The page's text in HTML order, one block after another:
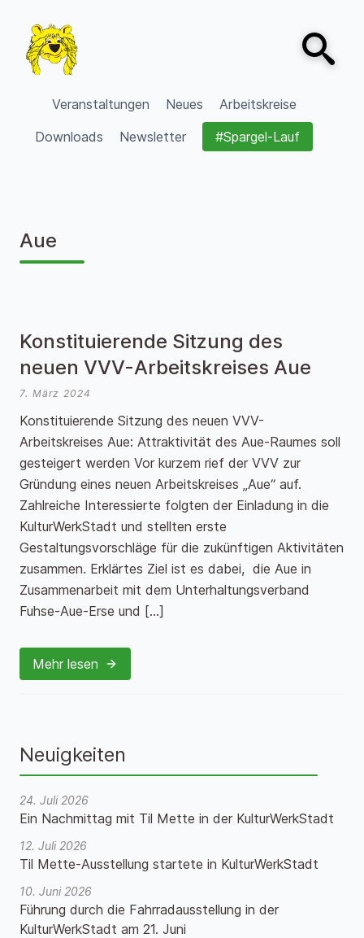
VVV Burgdorf
Veranstaltungen Neues
Arbeitskreise
Downloads
Newsletter #Spargel-Lauf
Open
Aue
Konstituierende Sitzung des
neuen VVV-Arbeitskreises Aue
7. März 2024
Konstituierende Sitzung des neuen VVV-
Arbeitskreises Aue: Attraktivität des Aue-Raumes soll
gesteigert werden Vor kurzem rief der VVV zur
Gründung eines neuen Arbeitskreises „Aue“ auf.
Zahlreiche Interessierte folgten der Einladung in die
KulturWerkStadt und stellten erste
Gestaltungsvorschläge für die zukünftigen Aktivitäten
zusammen. Erklärtes Ziel ist es dabei, die Aue in
Zusammenarbeit mit dem Unterhaltungsverband
Fuhse-Aue-Erse und […]
Mehr lesen
Neuigkeiten
24. Juli 2026
Ein Nachmittag mit Til Mette in der KulturWerkStadt
12. Juli 2026
Til Mette-Ausstellung startete in KulturWerkStadt
10. Juni 2026
Führung durch die Fahrradausstellung in der
KulturWerkStadt am 21. Juni